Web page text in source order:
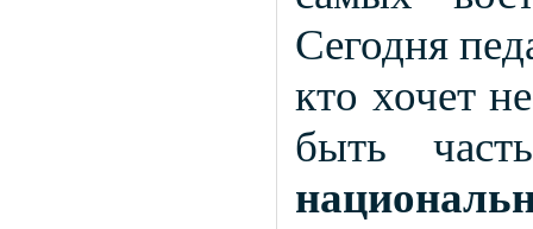
Сегодня
кто хочет
быть